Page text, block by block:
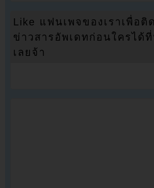
Like แฟนเพจของเราเพื่อติ
ข่าวสารอัพเดทก่อนใครได้
เลยจ้า